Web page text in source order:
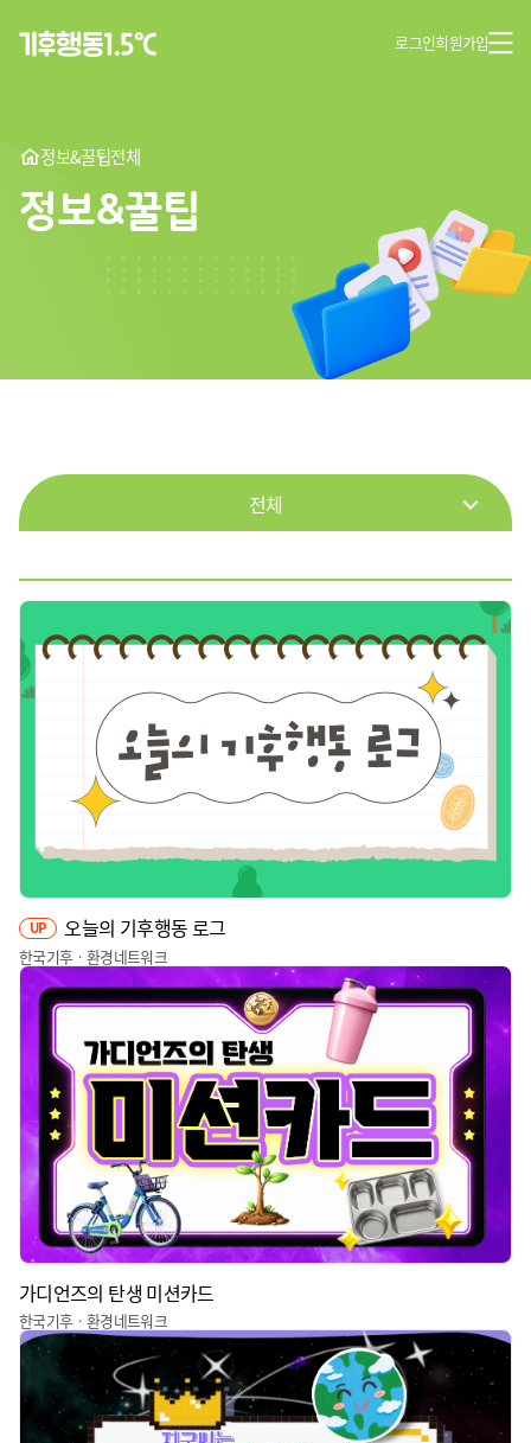
로그인회원가입
정보&꿀팁전체
정보&꿀팁
전체
기타
UP 오늘의 기후행동 로그
한국기후ㆍ환경네트워크
가디언즈의 탄생 미션카드
한국기후ㆍ환경네트워크